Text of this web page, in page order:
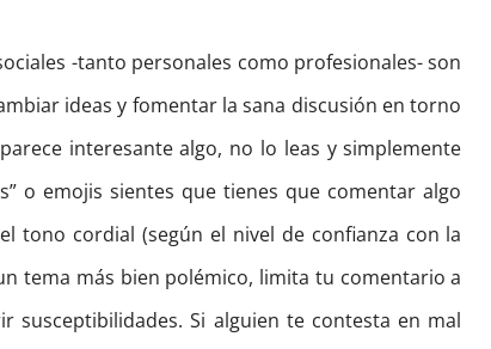
-tanto personales como profesionales- son
ideas y fomentar la sana discusión en torno
interesante algo, no lo leas y simplemente
o emojis sientes que tienes que comentar algo
tono cordial (según el nivel de confianza con la
tema más bien polémico, limita tu comentario a
susceptibilidades. Si alguien te contesta en mal